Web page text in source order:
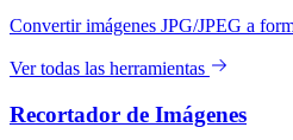
Convertir imágenes JPG/JPEG a
Ver todas las herramientas
Recortador de Imágenes